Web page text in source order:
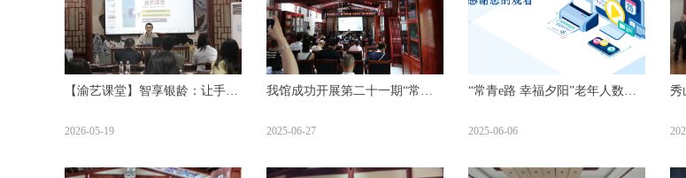
【渝艺课堂】智享银龄：让手机
2026-05-19
我馆成功开展第二十一期“常青e
2025-06-27
“常青e路 幸福夕阳”老年人数字
松
2025-06-06
秀